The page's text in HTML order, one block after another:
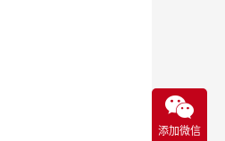
添加微信